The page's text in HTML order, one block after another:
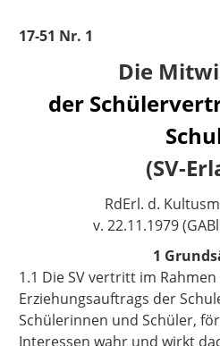
17-51 Nr. 1
Die
der
(SV-
RdErl. d.
v. 22.11.1979
1
1.1 Die SV vertritt im
Erziehungsauftrags der
Schülerinnen und Schüler,
Interessen wahr und wirkt